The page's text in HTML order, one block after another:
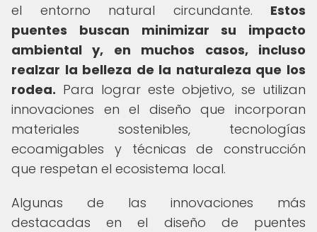
el entorno natural circundante. Estos
puentes buscan minimizar su impacto
ambiental y, en muchos casos, incluso
realzar la belleza de la naturaleza que los
rodea. Para lograr este objetivo, se utilizan
innovaciones en el diseño que incorporan
materiales sostenibles, tecnologías
ecoamigables y técnicas de construcción
que respetan el ecosistema local.
Algunas de las innovaciones más
destacadas en el diseño de puentes